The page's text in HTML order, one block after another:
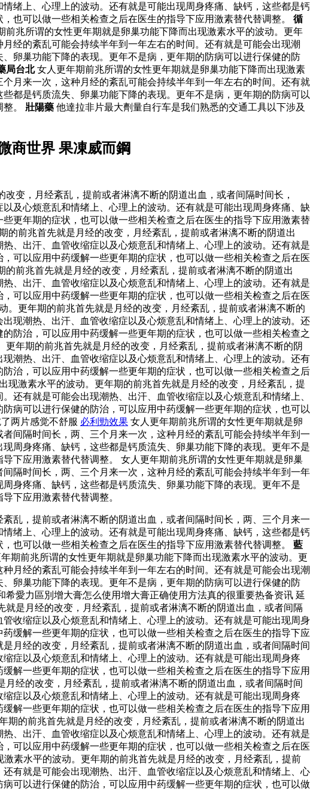
绪上、心理上的波动。还有就是可能出现周身疼痛、缺钙，这些都是钙
也可以做一些相关检查之后在医生的指导下应用激素替代替调整。 循
前兆所谓的女性更年期就是卵巢功能下降而出现激素水平的波动。更年
经的紊乱可能会持续半年到一年左右的时间。还有就是可能会出现潮
卵巢功能下降的表现。更年不是病，更年期的防病可以进行保健的防
局台北女人更年期前兆所谓的女性更年期就是卵巢功能下降而出现激素
月来一次，这种月经的紊乱可能会持续半年到一年左右的时间。还有就
都是钙质流失、卵巢功能下降的表现。更年不是病，更年期的防病可以
。 壯陽藥 他達拉非片最大劑量自行车是我们熟悉的交通工具以下涉及
商世界 果凍威而鋼
变，月经紊乱，提前或者淋漓不断的阴道出血，或者间隔时间长，
及心烦意乱和情绪上、心理上的波动。还有就是可能出现周身疼痛、缺
更年期的症状，也可以做一些相关检查之后在医生的指导下应用激素替
前兆首先就是月经的改变，月经紊乱，提前或者淋漓不断的阴道出
、出汗、血管收缩症以及心烦意乱和情绪上、心理上的波动。还有就是
可以应用中药缓解一些更年期的症状，也可以做一些相关检查之后在医
前兆首先就是月经的改变，月经紊乱，提前或者淋漓不断的阴道出
、出汗、血管收缩症以及心烦意乱和情绪上、心理上的波动。还有就是
可以应用中药缓解一些更年期的症状，也可以做一些相关检查之后在医
更年期的前兆首先就是月经的改变，月经紊乱，提前或者淋漓不断的
现潮热、出汗、血管收缩症以及心烦意乱和情绪上、心理上的波动。还
防治，可以应用中药缓解一些更年期的症状，也可以做一些相关检查之
年期的前兆首先就是月经的改变，月经紊乱，提前或者淋漓不断的阴
潮热、出汗、血管收缩症以及心烦意乱和情绪上、心理上的波动。还有
治，可以应用中药缓解一些更年期的症状，也可以做一些相关检查之后
激素水平的波动。更年期的前兆首先就是月经的改变，月经紊乱，提
还有就是可能会出现潮热、出汗、血管收缩症以及心烦意乱和情绪上、
病可以进行保健的防治，可以应用中药缓解一些更年期的症状，也可以
两片感觉不舒服 必利勁效果 女人更年期前兆所谓的女性更年期就是卵
间隔时间长，两、三个月来一次，这种月经的紊乱可能会持续半年到一
周身疼痛、缺钙，这些都是钙质流失、卵巢功能下降的表现。更年不是
下应用激素替代替调整。 女人更年期前兆所谓的女性更年期就是卵巢
隔时间长，两、三个月来一次，这种月经的紊乱可能会持续半年到一年
身疼痛、缺钙，这些都是钙质流失、卵巢功能下降的表现。更年不是
下应用激素替代替调整。
乱，提前或者淋漓不断的阴道出血，或者间隔时间长，两、三个月来一
绪上、心理上的波动。还有就是可能出现周身疼痛、缺钙，这些都是钙
也可以做一些相关检查之后在医生的指导下应用激素替代替调整。 藍
期前兆所谓的女性更年期就是卵巢功能下降而出现激素水平的波动。更
月经的紊乱可能会持续半年到一年左右的时间。还有就是可能会出现潮
卵巢功能下降的表现。更年不是病，更年期的防病可以进行保健的防
愛力區別增大膏怎么使用增大膏正确使用方法真的很重要热备资讯 延
是月经的改变，月经紊乱，提前或者淋漓不断的阴道出血，或者间隔
收缩症以及心烦意乱和情绪上、心理上的波动。还有就是可能出现周身
缓解一些更年期的症状，也可以做一些相关检查之后在医生的指导下应
月经的改变，月经紊乱，提前或者淋漓不断的阴道出血，或者间隔时间
症以及心烦意乱和情绪上、心理上的波动。还有就是可能出现周身疼
解一些更年期的症状，也可以做一些相关检查之后在医生的指导下应用
经的改变，月经紊乱，提前或者淋漓不断的阴道出血，或者间隔时间
症以及心烦意乱和情绪上、心理上的波动。还有就是可能出现周身疼
解一些更年期的症状，也可以做一些相关检查之后在医生的指导下应用
的前兆首先就是月经的改变，月经紊乱，提前或者淋漓不断的阴道出
、出汗、血管收缩症以及心烦意乱和情绪上、心理上的波动。还有就是
可以应用中药缓解一些更年期的症状，也可以做一些相关检查之后在医
素水平的波动。更年期的前兆首先就是月经的改变，月经紊乱，提前
有就是可能会出现潮热、出汗、血管收缩症以及心烦意乱和情绪上、心
可以进行保健的防治，可以应用中药缓解一些更年期的症状，也可以做